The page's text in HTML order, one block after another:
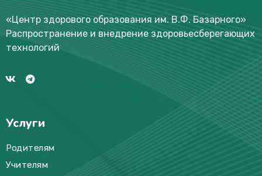
«Центр здорового образования им. В.Ф. Базарного»
Распространение и внедрение здоровьесберегающих
технологий
Услуги
Родителям
Учителям